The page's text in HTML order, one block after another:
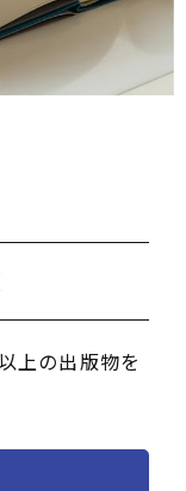
上の出版物を